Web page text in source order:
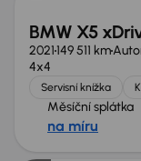
BMW X5
2021149 511 km
4x4
Servisní knížka
Měsíční splátka
na míru
Možnost